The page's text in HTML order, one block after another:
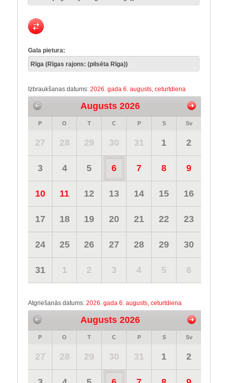
Gala pietura:
Izbraukšanas datums: 2026. gada 6. augusts, ceturtdiena
Augusts 2026
P O T C P S Sv
27 28 29 30 31 1 2
3 4 5 6 7 8 9
10 11 12 13 14 15 16
17 18 19 20 21 22 23
24 25 26 27 28 29 30
31 1 2 3 4 5 6
Atgriešanās datums: 2026. gada 6. augusts, ceturtdiena
Augusts 2026
P O T C P S Sv
27 28 29 30 31 1 2